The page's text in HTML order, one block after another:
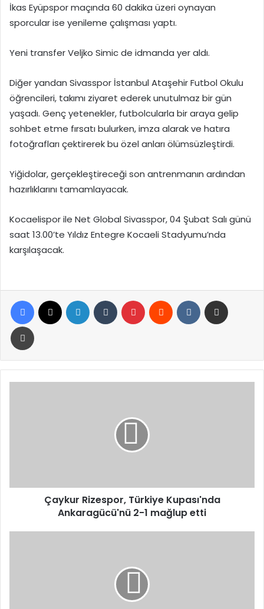
İkas Eyüpspor maçında 60 dakika üzeri oynayan
sporcular ise yenileme çalışması yaptı.
Yeni transfer Veljko Simic de idmanda yer aldı.
Diğer yandan Sivasspor İstanbul Ataşehir Futbol Okulu
öğrencileri, takımı ziyaret ederek unutulmaz bir gün
yaşadı. Genç yetenekler, futbolcularla bir araya gelip
sohbet etme fırsatı bulurken, imza alarak ve hatıra
fotoğrafları çektirerek bu özel anları ölümsüzleştirdi.
Yiğidolar, gerçekleştireceği son antrenmanın ardından
hazırlıklarını tamamlayacak.
Kocaelispor ile Net Global Sivasspor, 04 Şubat Salı günü
saat 13.00’te Yıldız Entegre Kocaeli Stadyumu’nda
karşılaşacak.
Facebook LinkedIn Tumblr Pinterest Reddit VKontakte
Yazdır
etti
Çaykur Rizespor, Türkiye Kupası'nda
Ankaragücü'nü 2-1 mağlup etti